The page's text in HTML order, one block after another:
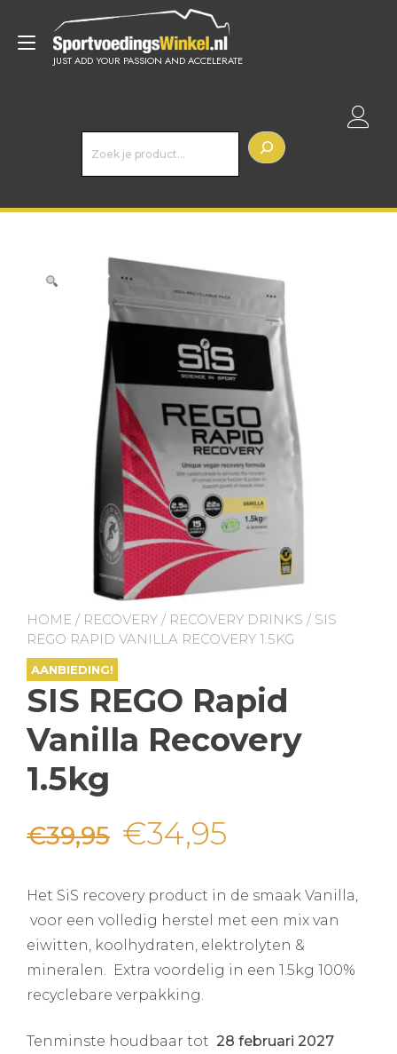
inhoud
JUST ADD YOUR PASSION AND ACCELERATE
Toggle
e
HOME / RECOVERY / RECOVERY DRINKS / SIS
REGO RAPID VANILLA RECOVERY 1.5KG
AANBIEDING!
SIS REGO Rapid
Vanilla Recovery
1.5kg
€39,95 Oorspronkelijke
prijs
was:
€39,95.
€34,95
prijs
is:
€34,95.
Het SiS recovery product in de smaak Vanilla,
voor een volledig herstel met een mix van
eiwitten, koolhydraten, elektrolyten &
mineralen. Extra voordelig in een 1.5kg 100%
recyclebare verpakking.
Tenminste houdbaar tot 28 februari 2027